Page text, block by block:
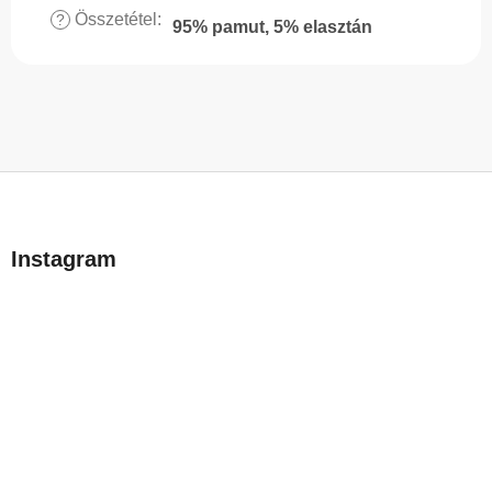
? Összetétel : 95% pamut, 5% elasztán
Instagram